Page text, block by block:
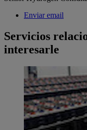
Enviar email
Servicios
interesarle